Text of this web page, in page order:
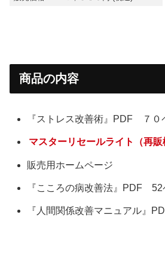
商品の内容
『ストレス改善術』PDF ７０
マスターリセールライト（再販
販売用ホームページ
『こころの病改善法』PDF 52
『人間関係改善マニュアル』